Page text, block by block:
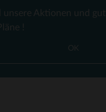
unsere Aktionen und
Pläne !
OK